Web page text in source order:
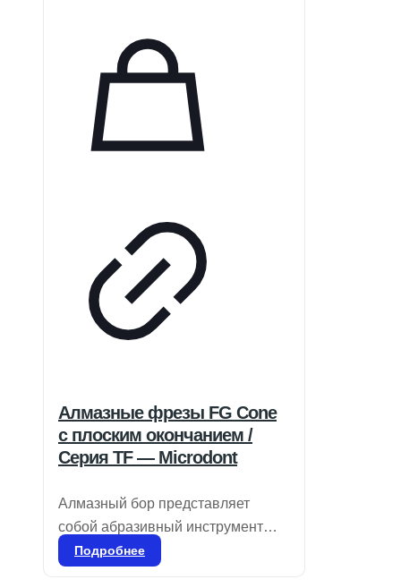
Алмазные фрезы FG Cone
с плоским окончанием /
Серия TF — Microdont
Алмазный бор представляет
собой абразивный инструмент
для стоматологического
Подробнее